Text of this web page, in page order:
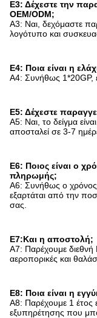
Ε3: Δέχεστε την
OEM/ODM;
Α3: Ναι, δεχόμαστε
λογότυπο και
Ε4: Ποια είναι η
Α4: Συνήθως 1*20GP,
Ε5: Δέχεστε
Α5: Ναι, το δείγμα
αποσταλεί σε 3-7
Ε6: Ποιος είναι ο
πληρωμής;
Α6: Συνήθως ο χρόνος
εξαρτάται από την
σας.
Ε7:Και η αποστολή;
Α7: Παρέχουμε
αεροπορικές και
Ε8: Ποια είναι η
Α8: Παρέχουμε 1 έτος
εξυπηρέτησης που